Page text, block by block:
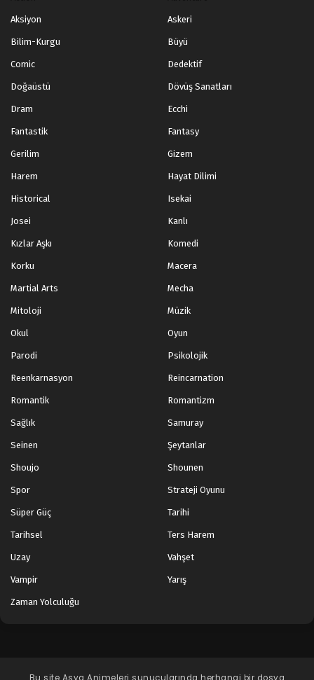
Aksiyon Askeri
Bilim-Kurgu Büyü
Comic Dedektif
Doğaüstü Dövüş Sanatları
Dram Ecchi
Fantastik Fantasy
Gerilim Gizem
Harem Hayat Dilimi
Historical Isekai
Josei Kanlı
Kızlar Aşkı Komedi
Korku Macera
Martial Arts Mecha
Mitoloji Müzik
Okul Oyun
Parodi Psikolojik
Reenkarnasyon Reincarnation
Romantik Romantizm
Sağlık Samuray
Seinen Şeytanlar
Shoujo Shounen
Spor Strateji Oyunu
Süper Güç Tarihi
Tarihsel Ters Harem
Uzay Vahşet
Vampir Yarış
Zaman Yolculuğu